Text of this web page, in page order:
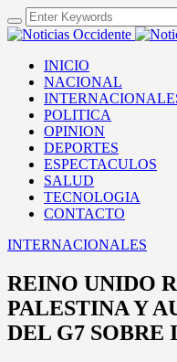
INICIO
NACIONAL
POLITICA
OPINION
DEPORTES
ESPECTACULOS
SALUD
TECNOLOGIA
CONTACTO
INTERNACIONALES
REINO UNIDO
PALESTINA Y
DEL G7 SOBRE